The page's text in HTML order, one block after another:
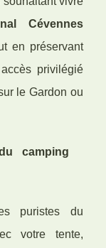
Cévennes
en préservant
privilégié
le Gardon ou
camping
puristes du
votre tente,